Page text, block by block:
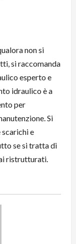
non si
si raccomanda
esperto e
idraulico è a
per
Si
e
se si tratta di
ristrutturati.